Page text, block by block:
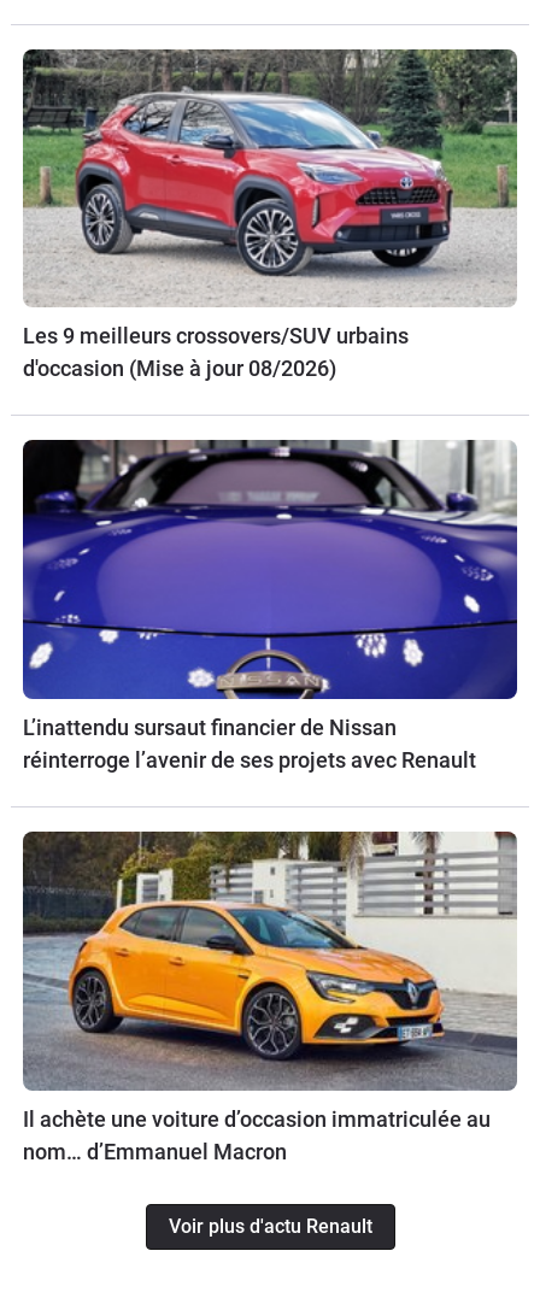
Les 9 meilleurs crossovers/SUV urbains
d'occasion (Mise à jour 08/2026)
L’inattendu sursaut financier de Nissan
réinterroge l’avenir de ses projets avec Renault
Il achète une voiture d’occasion immatriculée au
nom… d’Emmanuel Macron
Voir plus d'actu Renault